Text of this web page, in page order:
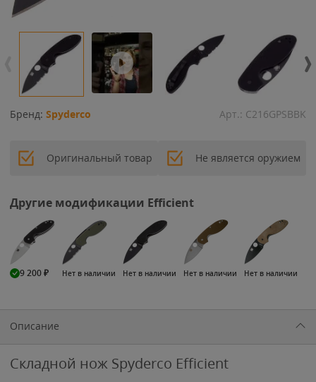
Бренд: Spyderco Арт.: C216GPSBBK
Оригинальный товар Не является оружием
Другие модификации Efficient
9 200₽ Нет в наличии Нет в наличии Нет в наличии Нет в наличии
Описание
Складной нож Spyderco Efficient